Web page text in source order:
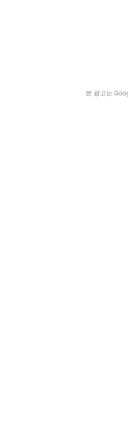
본 광고는